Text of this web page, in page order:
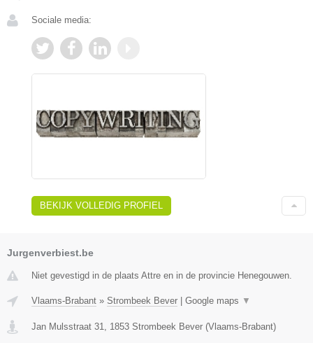
Sociale media:
BEKIJK VOLLEDIG PROFIEL
Jurgenverbiest.be
Niet gevestigd in de plaats Attre en in de provincie Henegouwen.
Vlaams-Brabant » Strombeek Bever Google maps ▼
Jan Mulsstraat 31 1853 Strombeek Bever (Vlaams-Brabant)